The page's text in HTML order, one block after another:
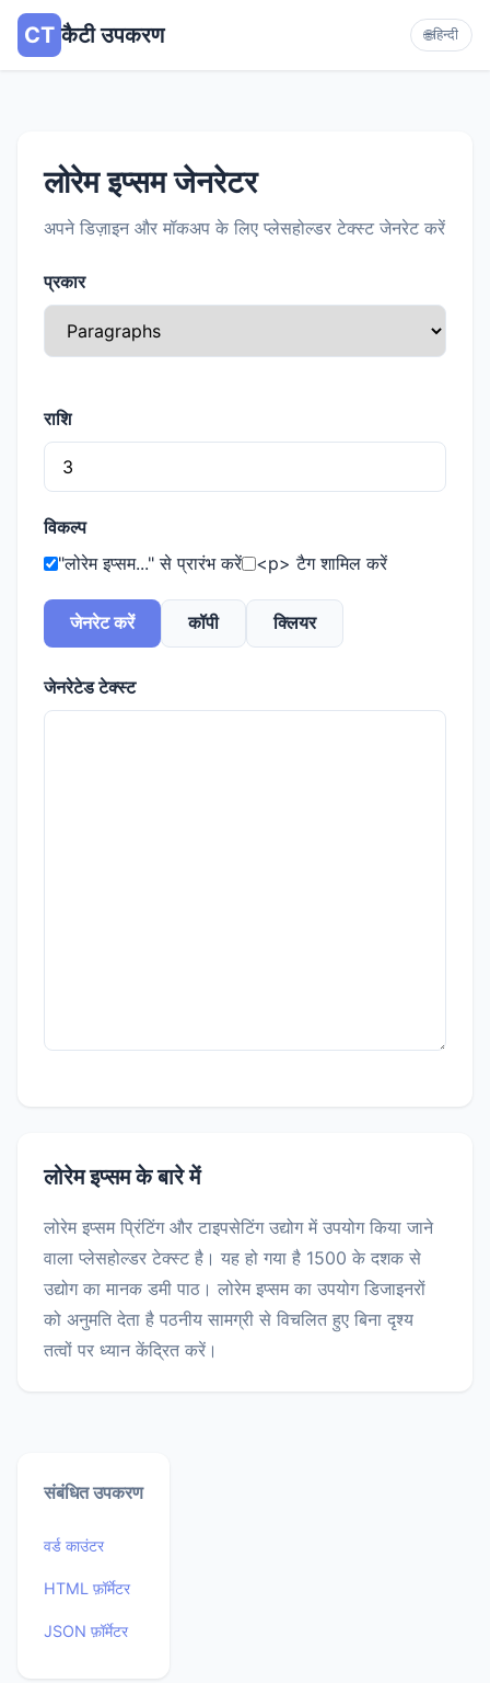
CT कैटी उपकरण 🌐हिन्दी
लोरेम इप्सम जेनरेटर
अपने डिज़ाइन और मॉकअप के लिए प्लेसहोल्डर टेक्स्ट जेनरेट करें
प्रकार
राशि
विकल्प
"लोरेम इप्सम..." से प्रारंभ करें
<p> टैग शामिल करें
जेनरेट करें कॉपी क्लियर
जेनरेटेड टेक्स्ट
लोरेम इप्सम के बारे में
लोरेम इप्सम प्रिंटिंग और टाइपसेटिंग उद्योग में उपयोग किया जाने
वाला प्लेसहोल्डर टेक्स्ट है। यह हो गया है 1500 के दशक से
उद्योग का मानक डमी पाठ। लोरेम इप्सम का उपयोग डिजाइनरों
को अनुमति देता है पठनीय सामग्री से विचलित हुए बिना दृश्य
तत्वों पर ध्यान केंद्रित करें।
संबंधित उपकरण
वर्ड काउंटर
HTML फ़ॉर्मेटर
JSON फ़ॉर्मेटर